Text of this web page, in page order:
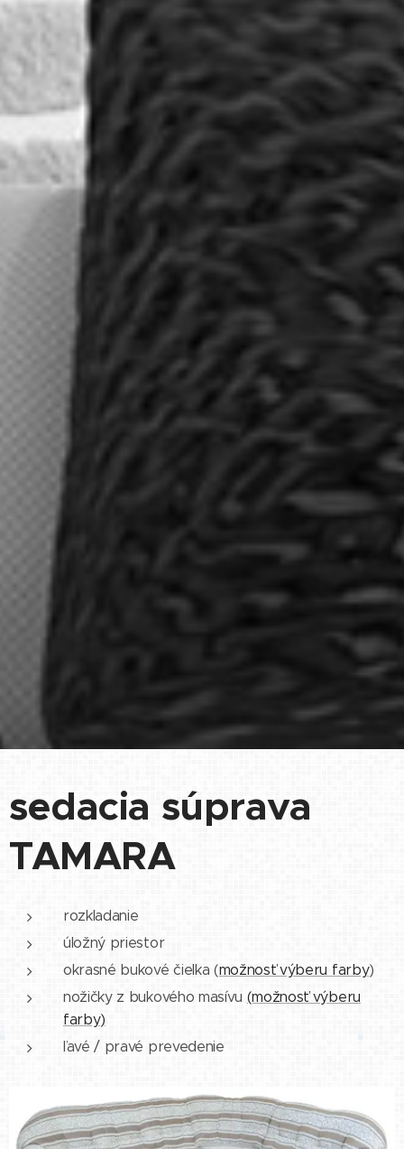
sedacia súprava
TAMARA
rozkladanie
úložný priestor
okrasné bukové čielka (možnosť výberu farby)
nožičky z bukového masívu (možnosť výberu
farby)
ľavé / pravé prevedenie